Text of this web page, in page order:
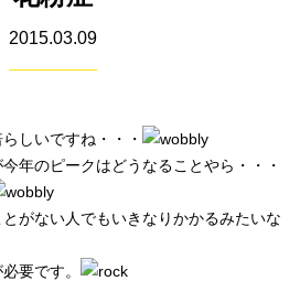
2015.03.09
しいですね・・・
年のピークはどうなることやら・・・
がない人でもいきなりかかるみたいな
要です。